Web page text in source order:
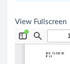
View Fullscreen